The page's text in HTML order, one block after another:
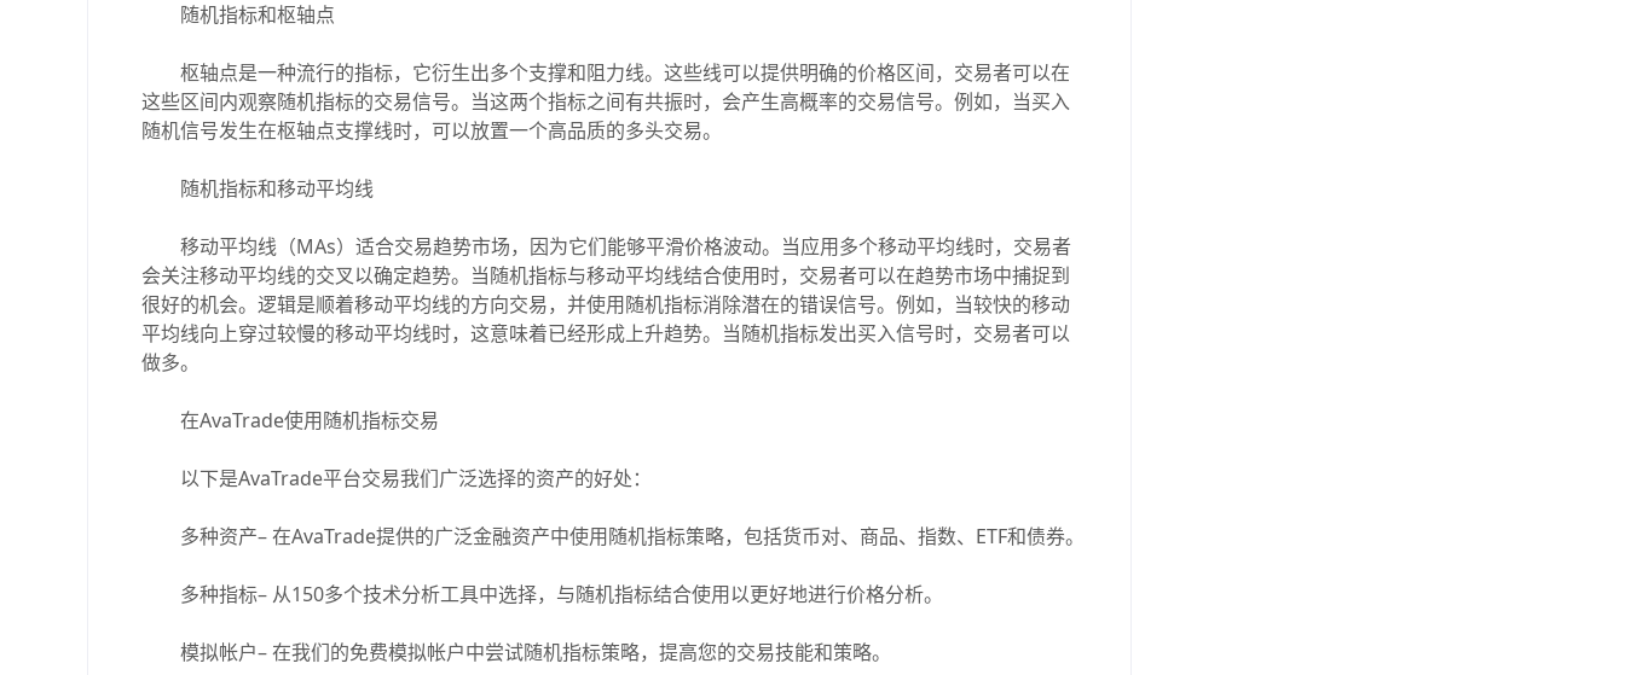
随机指标和枢轴点
枢轴点是一种流行的指标，它衍生出多个支撑和阻力线。这些线可以提供明确的价格区间，交易者可以在
这些区间内观察随机指标的交易信号。当这两个指标之间有共振时，会产生高概率的交易信号。例如，当买入
随机信号发生在枢轴点支撑线时，可以放置一个高品质的多头交易。
随机指标和移动平均线
移动平均线（MAs）适合交易趋势市场，因为它们能够平滑价格波动。当应用多个移动平均线时，交易者
会关注移动平均线的交叉以确定趋势。当随机指标与移动平均线结合使用时，交易者可以在趋势市场中捕捉到
很好的机会。逻辑是顺着移动平均线的方向交易，并使用随机指标消除潜在的错误信号。例如，当较快的移动
平均线向上穿过较慢的移动平均线时，这意味着已经形成上升趋势。当随机指标发出买入信号时，交易者可以
做多。
在AvaTrade使用随机指标交易
以下是AvaTrade平台交易我们广泛选择的资产的好处：
多种资产– 在AvaTrade提供的广泛金融资产中使用随机指标策略，包括货币对、商品、指数、ETF和债券。
多种指标– 从150多个技术分析工具中选择，与随机指标结合使用以更好地进行价格分析。
模拟帐户– 在我们的免费模拟帐户中尝试随机指标策略，提高您的交易技能和策略。